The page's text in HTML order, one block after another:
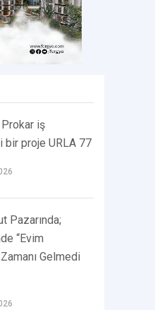
Prokar iş
bir proje URLA 77
Pazarında;
“Evim
Gelmedi